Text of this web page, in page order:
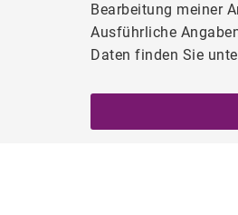
Bearbeitung meiner
Ausführliche
Daten finden Sie